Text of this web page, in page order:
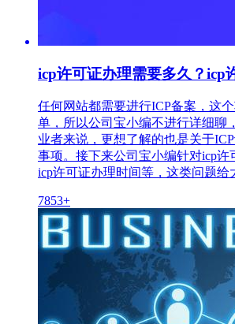
icp许可证办理需要多久？icp
任何网站都需要进行ICP备案，这
单，所以公司宝小编不进行详细聊
业者来说，更想了解的也是关于
事项。接下来公司宝小编针对icp许
icp许可证办理时间等，这类问题给
7853+